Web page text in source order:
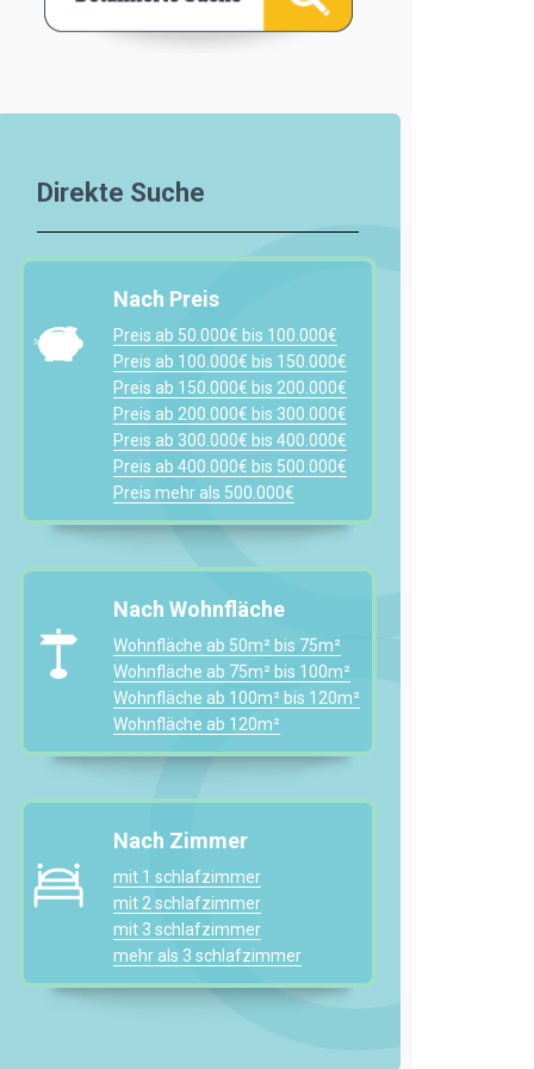
Direkte Suche
Nach Preis
Preis ab 50.000€ bis 100.000€
Preis ab 100.000€ bis 150.000€
Preis ab 150.000€ bis 200.000€
Preis ab 200.000€ bis 300.000€
Preis ab 300.000€ bis 400.000€
Preis ab 400.000€ bis 500.000€
Preis mehr als 500.000€
Nach Wohnfläche
Wohnfläche ab 50m² bis 75m²
Wohnfläche ab 75m² bis 100m²
Wohnfläche ab 100m² bis 120m²
Wohnfläche ab 120m²
Nach Zimmer
mit 1 schlafzimmer
mit 2 schlafzimmer
mit 3 schlafzimmer
mehr als 3 schlafzimmer